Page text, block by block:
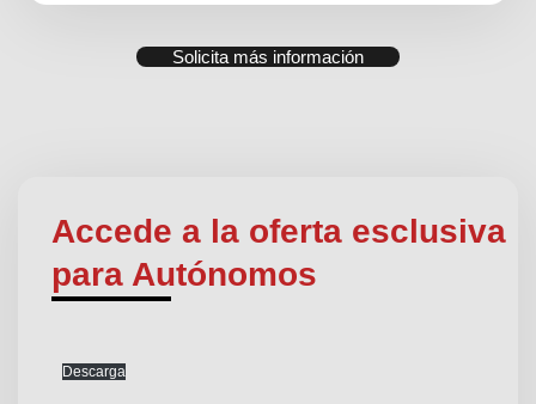
Solicita más información
Accede a la oferta esclusiva
para Autónomos
Descarga